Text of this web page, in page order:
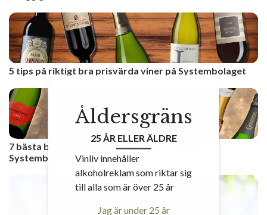
5 tips på riktigt bra prisvärda viner på Systembolaget
7 bästa bubbelvinerna under 100 kronor på
Systembolaget
Åldersgräns
25 ÅR ELLER ÄLDRE
Vinliv innehåller
alkoholreklam som riktar sig
till alla som är över 25 år
Jag är under 25 år